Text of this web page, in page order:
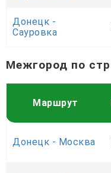
Донецк -
Сауровка
Межгород по
Маршрут
Донецк - Москва